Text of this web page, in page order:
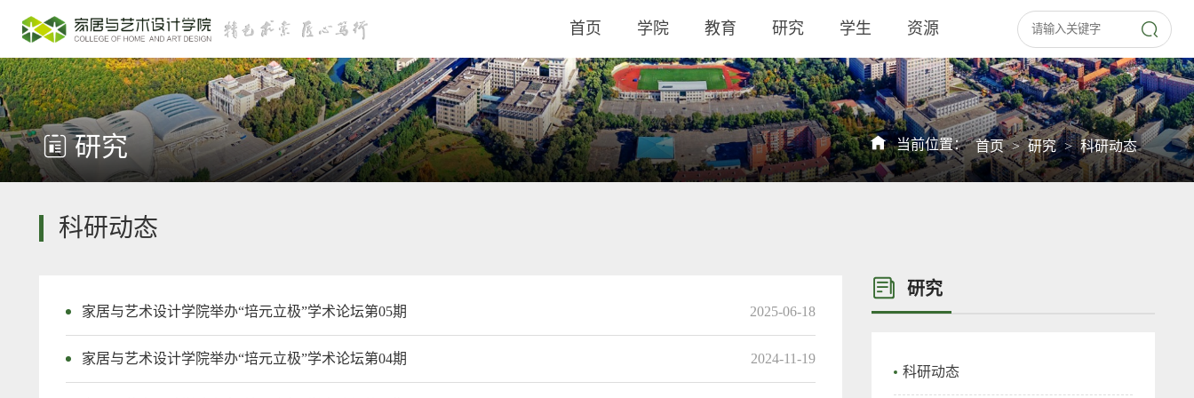
首页 学院 教育 研究 学生 资源
研究 当前位置： 首页 > 研究 > 科研动态
科研动态
2025-06-18
家居与艺术设计学院举办“培元立极”学术论坛第05期
2024-11-19
家居与艺术设计学院举办“培元立极”学术论坛第04期
研究
科研动态